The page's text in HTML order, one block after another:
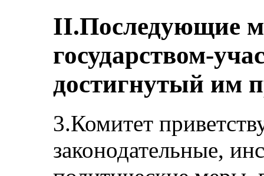
II.Последующие
государством-
достигнутый им
3.Комитет
законодательные,